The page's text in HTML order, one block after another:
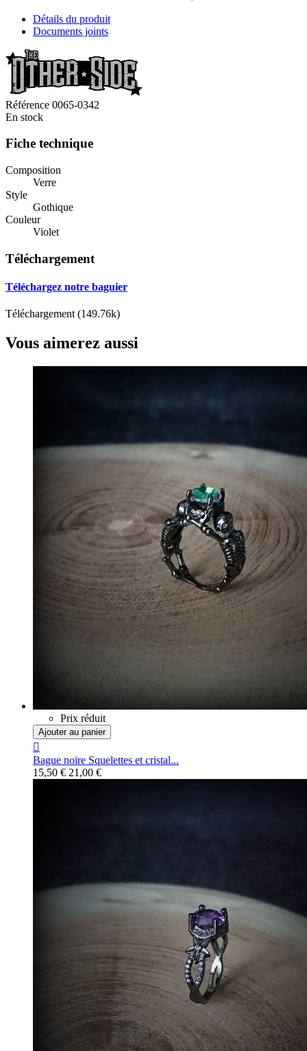
Détails du produit
Documents joints
Référence 0065-0342
En stock
Fiche technique
Composition
Verre
Style
Gothique
Couleur
Violet
Téléchargement
Téléchargez notre baguier
Téléchargement (149.76k)
Vous aimerez aussi
Prix réduit
Ajouter au panier

Bague noire Squelettes et cristal...
15,50 € 21,00 €